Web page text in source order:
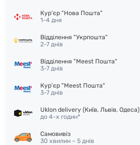
Кур'єр "Нова Пошта"
1-4 дня
Відділення "Укрпошта"
2-7 днів
Відділення "Meest Пошта"
3-7 днів
Кур'єр "Meest Пошта"
3-7 днів
Uklon delivery (Київ, Львів, Одеса)
до 4-х годин*
Самовивіз
30 хвилин – 5 днів